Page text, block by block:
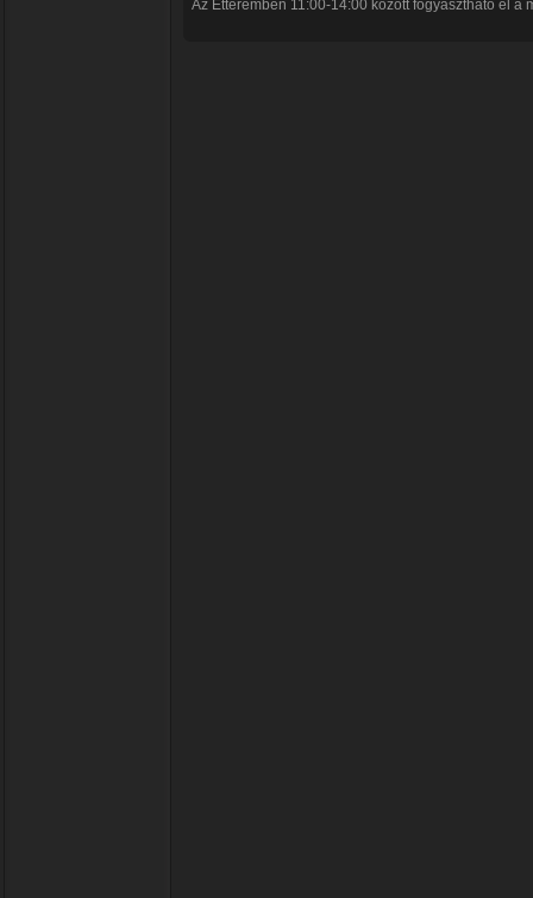
Az Étteremben 11:00-14:00 között fogyasztható el